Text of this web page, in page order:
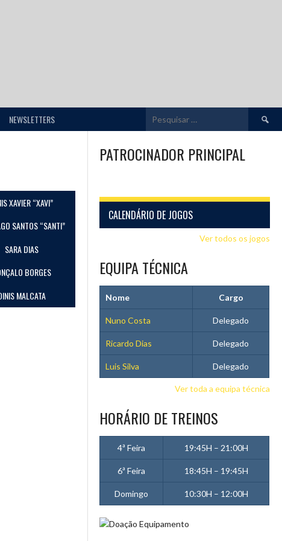
NEWSLETTERS
por:
XAVIER “XAVI”
SANTOS “SANTI”
SARA DIAS
BORGES
MALCATA
PATROCINADOR PRINCIPAL
CALENDÁRIO DE JOGOS
Ver todos os jogos
EQUIPA TÉCNICA
Nome Cargo
Nuno Costa Delegado
Ricardo Dias Delegado
Luis Silva Delegado
Ver toda a equipa técnica
HORÁRIO DE TREINOS
4ª Feira 19:45H – 21:00H
6ª Feira 18:45H – 19:45H
Domingo 10:30H – 12:00H